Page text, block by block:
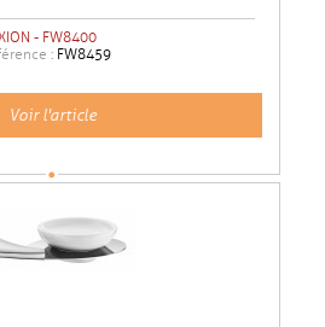
- FW8400
: FW8459
Voir l'article